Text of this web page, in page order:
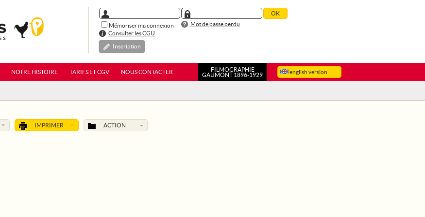
Mémoriser ma connexion
Mot de passe perdu
Consulter les CGU
Inscription
english version
NOTRE HISTOIRE TARIFS ET CGV NOUS CONTACTER
FILMOGRAPHIE
GAUMONT 1896-1929
IMPRIMER ACTION